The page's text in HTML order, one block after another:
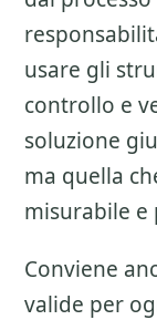
usare gli
controllo e
soluzione
ma quella
misurabile e
Conviene
valide per